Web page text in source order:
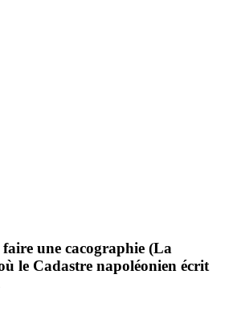
une cacographie (La
le Cadastre napoléonien écrit